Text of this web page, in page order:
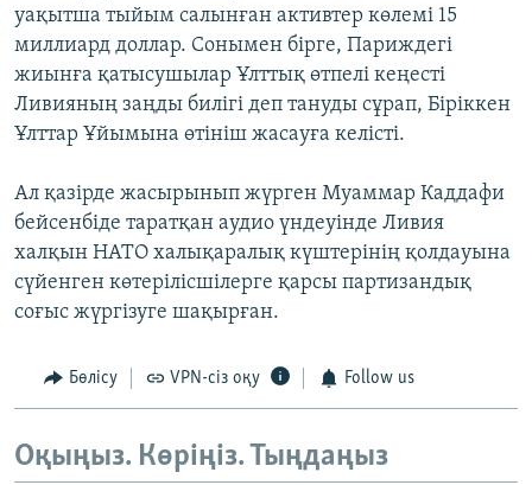
уақытша тыйым салынған активтер көлемі 15
миллиард доллар. Сонымен бірге, Париждегі
жиынға қатысушылар Ұлттық өтпелі кеңесті
Ливияның заңды билігі деп тануды сұрап, Біріккен
Ұлттар Ұйымына өтініш жасауға келісті.
Ал қазірде жасырынып жүрген Муаммар Каддафи
бейсенбіде таратқан аудио үндеуінде Ливия
халқын НАТО халықаралық күштерінің қолдауына
сүйенген көтерілісшілерге қарсы партизандық
соғыс жүргізуге шақырған.
Бөлісу VPN-сіз оқу Follow us
Оқыңыз. Көріңіз. Тыңдаңыз